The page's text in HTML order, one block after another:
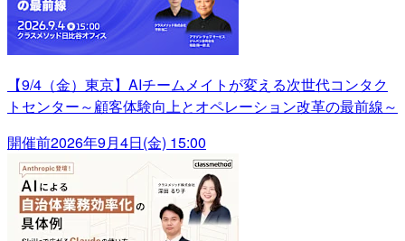
【9/4（金）東京】AIチームメイトが変える次世代コンタク
トセンター～顧客体験向上とオペレーション改革の最前線～
開催前2026年9月4日(金) 15:00